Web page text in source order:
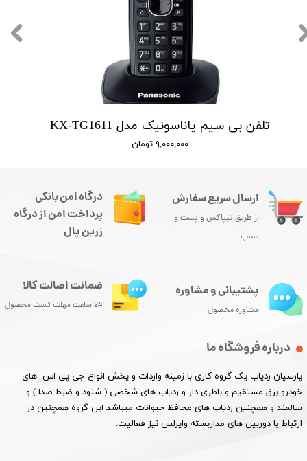
تلفن بی سیم پاناسونیک مدل KX-TG1611
۹,۰۰۰,۰۰۰ تومان
ارسال سریع سفارش
از طریق تیپاکس و پست و
اسنپ
درباره فروشگاه ما
پارسیان ردیاب یک گروه کاری با زمینه واردات و پخش انواع جی پی اس های
خودرو برق مستقیم و باطری دار و ردیاب های شخصی ( شنود و ضبط صدا ) و
سالمند و همچنین ردیاب های محافظ حیوانات میباشد این گروه همچنین در
ارتباط با دوربین های مداربسته وایرلس نیز فعالیت.​​​​​​​
درگاه امن بانکی
پرداخت امن از درگاه
زرین پال
پشتیبانی و مشاوره
مشاوره محصول
ضمانت اصالت کالا
24 ساعت مهلت تست محصول